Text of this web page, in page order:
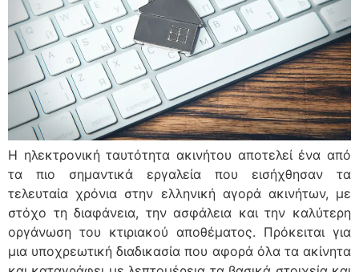
Η ηλεκτρονική ταυτότητα ακινήτου αποτελεί ένα από
τα πιο σημαντικά εργαλεία που εισήχθησαν τα
τελευταία χρόνια στην ελληνική αγορά ακινήτων, με
στόχο τη διαφάνεια, την ασφάλεια και την καλύτερη
οργάνωση του κτιριακού αποθέματος. Πρόκειται για
μια υποχρεωτική διαδικασία που αφορά όλα τα ακίνητα